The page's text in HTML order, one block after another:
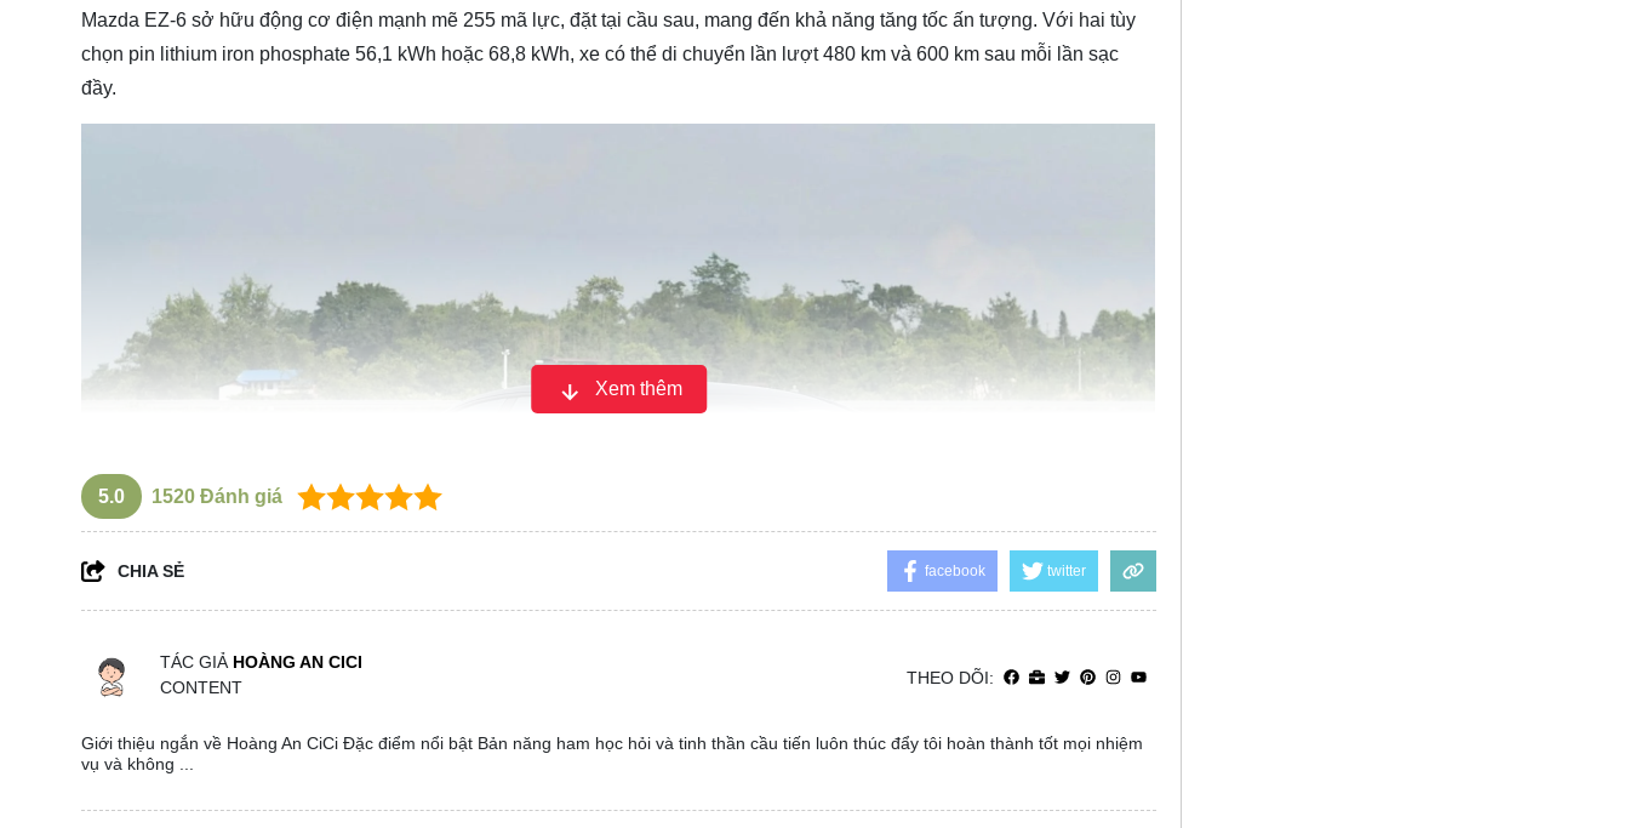
Mazda EZ-6 sở hữu động cơ điện mạnh mẽ 255 mã lực, đặt tại cầu sau, mang đến khả năng tăng tốc ấn tượng. Với hai tùy
chọn pin lithium iron phosphate 56,1 kWh hoặc 68,8 kWh, xe có thể di chuyển lần lượt 480 km và 600 km sau mỗi lần sạc
đầy.
Xem thêm
5.0 1520 Đánh giá
CHIA SẺ facebook twitter
TÁC GIẢ HOÀNG AN CICI
CONTENT
THEO DÕI:
Giới thiệu ngắn về Hoàng An CiCi Đặc điểm nổi bật Bản năng ham học hỏi và tinh thần cầu tiến luôn thúc đẩy tôi hoàn thành tốt mọi nhiệm
vụ và không ...